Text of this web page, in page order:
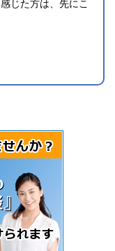
じた方は、先にこ